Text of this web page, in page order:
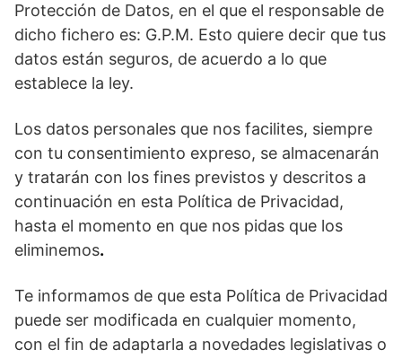
Protección de Datos, en el que el responsable de
dicho fichero es: G.P.M. Esto quiere decir que tus
datos están seguros, de acuerdo a lo que
establece la ley.
Los datos personales que nos facilites, siempre
con tu consentimiento expreso, se almacenarán
y tratarán con los fines previstos y descritos a
continuación en esta Política de Privacidad,
hasta el momento en que nos pidas que los
eliminemos.
Te informamos de que esta Política de Privacidad
puede ser modificada en cualquier momento,
con el fin de adaptarla a novedades legislativas o